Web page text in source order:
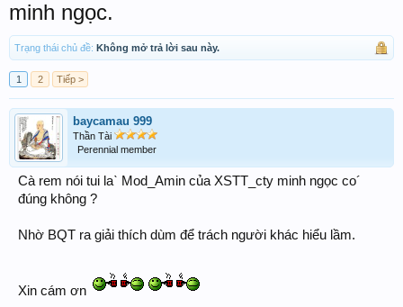
minh ngọc.
Trạng thái chủ đề: Không mở trả lời sau này.
1 2 Tiếp >
baycamau 999
Thần Tài
Perennial member
Cà rem nói tui laˋ Mod_Amin của XSTT_cty minh ngọc co´
đúng không ?
Nhờ BQT ra giải thích dùm để trách người khác hiểu lầm.
Xin cám ơn